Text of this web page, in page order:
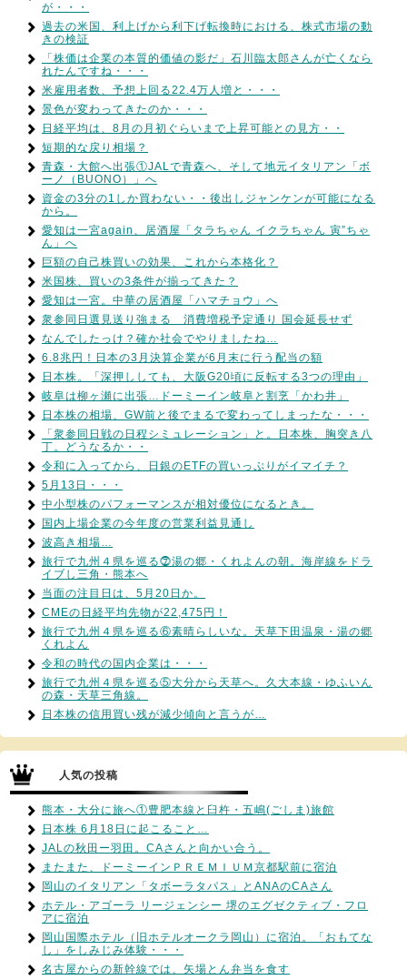
が・・・
過去の米国、利上げから利下げ転換時における、株式市場の動
きの検証
「株価は企業の本質的価値の影だ」石川臨太郎さんが亡くなら
れたんですね・・・
米雇用者数、予想上回る22.4万人増と・・・
景色が変わってきたのか・・・
日経平均は、8月の月初ぐらいまで上昇可能との見方・・
短期的な戻り相場？
青森・大館へ出張①JALで青森へ、そして地元イタリアン「ボ
ーノ（BUONO）」へ
資金の3分の1しか買わない・・後出しジャンケンが可能になる
から。
愛知は一宮again、居酒屋「タラちゃん イクラちゃん 寅”ちゃ
ん」へ
巨額の自己株買いの効果、これから本格化？
米国株、買いの3条件が揃ってきた？
愛知は一宮。中華の居酒屋「ハマチョウ」へ
衆参同日選見送り強まる 消費増税予定通り 国会延長せず
なんでしたっけ？確か社会でやりましたね…
6.8兆円！日本の3月決算企業が6月末に行う配当の額
日本株。「深押ししても、大阪G20頃に反転する3つの理由」
岐阜は柳ヶ瀬に出張…ドーミーイン岐阜と割烹「かわ井」
日本株の相場、GW前と後でまるで変わってしまったな・・・
「衆参同日戦の日程シミュレーション」と。日本株、胸突き八
丁。どうなるか・・
令和に入ってから、日銀のETFの買いっぷりがイマイチ？
5月13日・・・
中小型株のパフォーマンスが相対優位になるとき。
国内上場企業の今年度の営業利益見通し
波高き相場…
旅行で九州４県を巡る⓻湯の郷・くれよんの朝。海岸線をドラ
イブし三角・熊本へ
当面の注目日は、5月20日か。
CMEの日経平均先物が22,475円！
旅行で九州４県を巡る⑥素晴らしいな。天草下田温泉・湯の郷
くれよん
令和の時代の国内企業は・・・
旅行で九州４県を巡る⑤大分から天草へ。久大本線・ゆふいん
の森・天草三角線。
日本株の信用買い残が減少傾向と言うが…
人気の投稿
熊本・大分に旅へ①豊肥本線と臼杵・五嶋(ごしま)旅館
日本株 6月18日に起こること…
JALの秋田ー羽田。CAさんと向かい合う。
またまた、ドーミーインＰＲＥＭＩＵＭ京都駅前に宿泊
岡山のイタリアン「タボーラタパス」とANAのCAさん
ホテル・アゴーラ リージェンシー 堺のエグゼクティブ・フロ
アに宿泊
岡山国際ホテル（旧ホテルオークラ岡山）に宿泊。「おもてな
し」をしみじみ体験・・・
名古屋からの新幹線では、矢場とん弁当を食す